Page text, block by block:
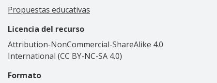
Propuestas educativas
Licencia del recurso
Attribution-NonCommercial-ShareAlike 4.0
International (CC BY-NC-SA 4.0)
Formato